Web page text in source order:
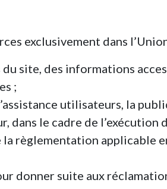
exclusivement dans
site, des informations
;
utilisateurs, la
dans le cadre de
règlementation applicable
donner suite aux